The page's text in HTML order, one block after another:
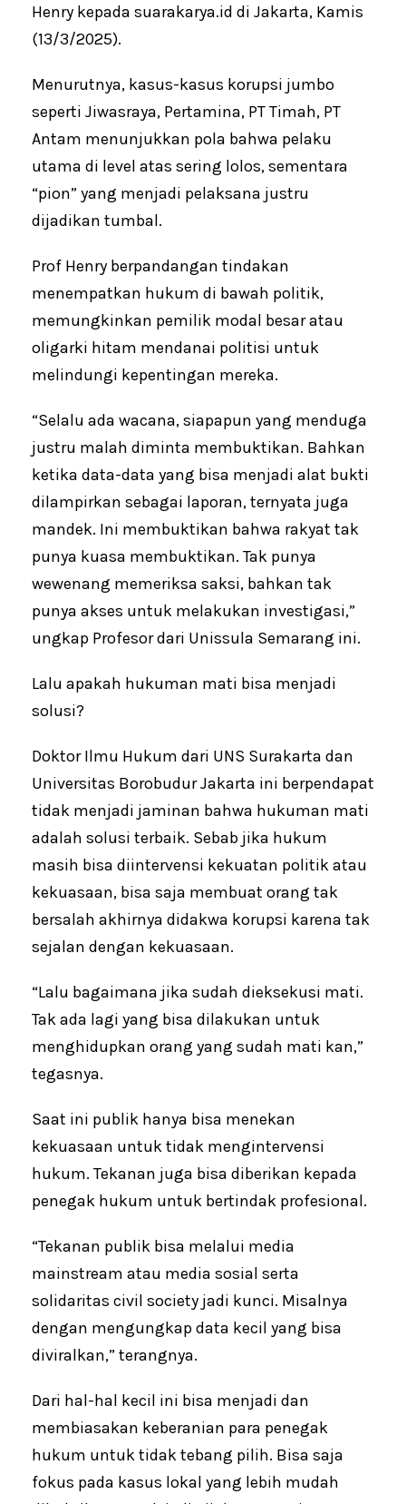
Henry kepada suarakarya.id di Jakarta, Kamis
(13/3/2025).
Menurutnya, kasus-kasus korupsi jumbo
seperti Jiwasraya, Pertamina, PT Timah, PT
Antam menunjukkan pola bahwa pelaku
utama di level atas sering lolos, sementara
“pion” yang menjadi pelaksana justru
dijadikan tumbal.
Prof Henry berpandangan tindakan
menempatkan hukum di bawah politik,
memungkinkan pemilik modal besar atau
oligarki hitam mendanai politisi untuk
melindungi kepentingan mereka.
“Selalu ada wacana, siapapun yang menduga
justru malah diminta membuktikan. Bahkan
ketika data-data yang bisa menjadi alat bukti
dilampirkan sebagai laporan, ternyata juga
mandek. Ini membuktikan bahwa rakyat tak
punya kuasa membuktikan. Tak punya
wewenang memeriksa saksi, bahkan tak
punya akses untuk melakukan investigasi,”
ungkap Profesor dari Unissula Semarang ini.
Lalu apakah hukuman mati bisa menjadi
solusi?
Doktor Ilmu Hukum dari UNS Surakarta dan
Universitas Borobudur Jakarta ini berpendapat
tidak menjadi jaminan bahwa hukuman mati
adalah solusi terbaik. Sebab jika hukum
masih bisa diintervensi kekuatan politik atau
kekuasaan, bisa saja membuat orang tak
bersalah akhirnya didakwa korupsi karena tak
sejalan dengan kekuasaan.
“Lalu bagaimana jika sudah dieksekusi mati.
Tak ada lagi yang bisa dilakukan untuk
menghidupkan orang yang sudah mati kan,”
tegasnya.
Saat ini publik hanya bisa menekan
kekuasaan untuk tidak mengintervensi
hukum. Tekanan juga bisa diberikan kepada
penegak hukum untuk bertindak profesional.
“Tekanan publik bisa melalui media
mainstream atau media sosial serta
solidaritas civil society jadi kunci. Misalnya
dengan mengungkap data kecil yang bisa
diviralkan,” terangnya.
Dari hal-hal kecil ini bisa menjadi dan
membiasakan keberanian para penegak
hukum untuk tidak tebang pilih. Bisa saja
fokus pada kasus lokal yang lebih mudah